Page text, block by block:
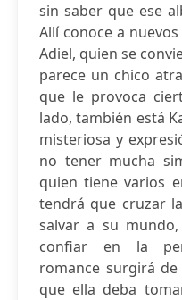
sin saber que ese
Allí conoce a
Adiel, quien se
parece un chico
que le provoca
lado, también está
misteriosa y
no tener mucha
quien tiene varios
tendrá que cruzar
salvar a su
confiar en la
romance surgirá
que ella deba